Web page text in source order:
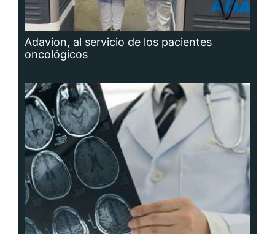
Adavion, al servicio de los pacientes
oncológicos